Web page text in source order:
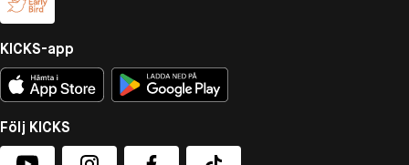
KICKS-app
Följ KICKS